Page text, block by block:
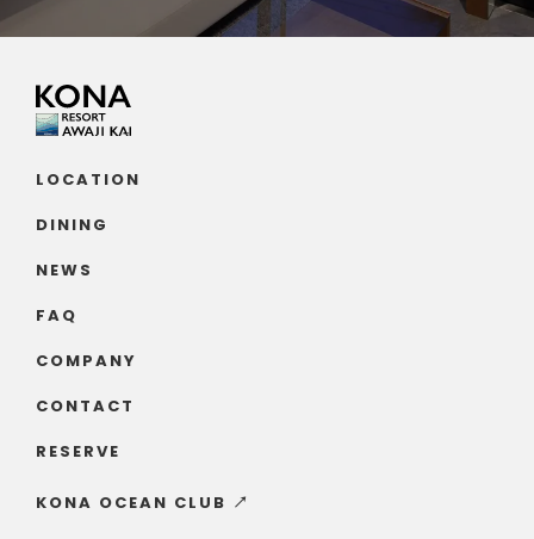
LOCATION
DINING
NEWS
FAQ
COMPANY
CONTACT
RESERVE
KONA OCEAN CLUB ↗